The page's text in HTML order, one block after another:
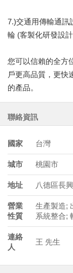
7.)交通用傳輸通訊
輪 (客製化研發設
您可以信賴的全方
戶更高品質，更快
的產品。
聯絡資訊
國家 台灣
城市 桃園市
地址 八德區長
營業
性質
生產製造;
系統整合;
連絡
人
王 先生